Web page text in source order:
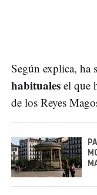
Según explica, ha
habituales el que
de los Reyes